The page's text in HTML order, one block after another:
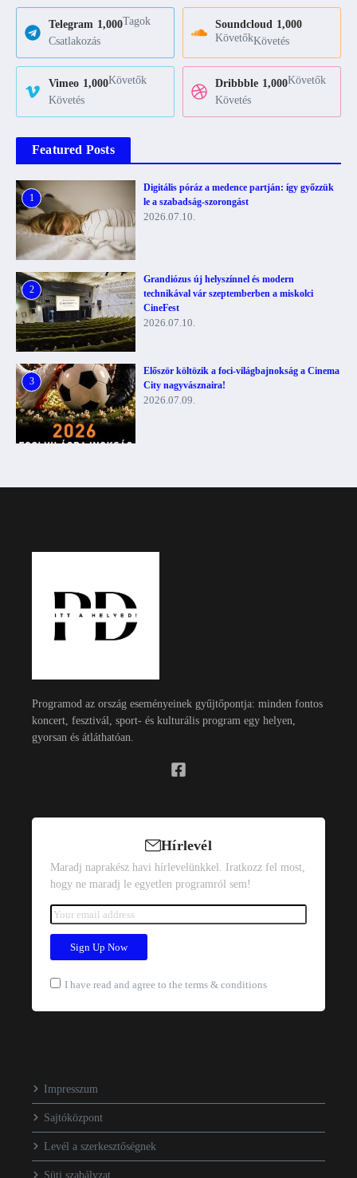
Telegram 1,000Tagok
Csatlakozás
Soundcloud 1,000
KövetőkKövetés
Vimeo 1,000Követők
Követés
Dribbble 1,000Követők
Követés
Featured Posts
1
Digitális póráz a medence partján: így győzzük
le a szabadság-szorongást
2026.07.10.
2
Grandiózus új helyszínnel és modern
technikával vár szeptemberben a miskolci
CineFest
2026.07.10.
3
Először költözik a foci-világbajnokság a Cinema
City nagyvásznaira!
2026.07.09.
Programod az ország eseményeinek gyűjtőpontja: minden fontos
koncert, fesztivál, sport- és kulturális program egy helyen,
gyorsan és átláthatóan.
Hírlevél
Maradj naprakész havi hírlevelünkkel. Iratkozz fel most,
hogy ne maradj le egyetlen programról sem!
I have read and agree to the terms & conditions
Impresszum
Sajtóközpont
Levél a szerkesztőségnek
Süti szabályzat